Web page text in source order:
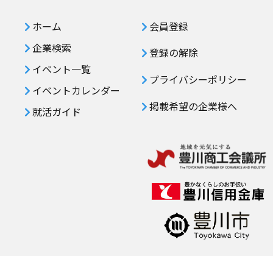
ホーム
企業検索
イベント一覧
イベントカレンダー
就活ガイド
会員登録
登録の解除
プライバシーポリシー
掲載希望の企業様へ